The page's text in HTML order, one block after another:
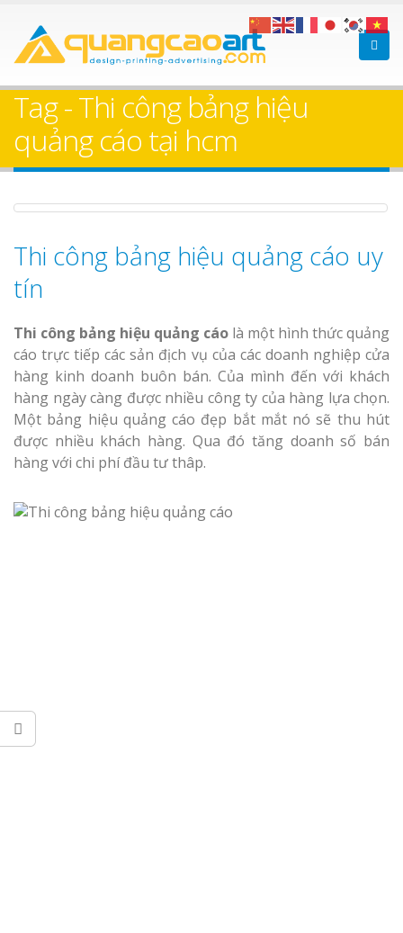
Tag - Thi công bảng hiệu
quảng cáo tại hcm
Thi công bảng hiệu quảng cáo uy
tín
Thi công bảng hiệu quảng cáo là một hình thức quảng
cáo trực tiếp các sản địch vụ của các doanh nghiệp cửa
hàng kinh doanh buôn bán. Của mình đến với khách
hàng ngày càng được nhiều công ty của hàng lựa chọn.
Một bảng hiệu quảng cáo đẹp bắt mắt nó sẽ thu hút
được nhiều khách hàng. Qua đó tăng doanh số bán
hàng với chi phí đầu tư thâp.
Làm bảng hiệu gỗ tại
Bảng gỗ treo cửa
Làm bảng hiệu gỗ tại
Biên Hòa
Làm Biển
sữa Bình Dương
Làm biển
Dương
Thi công
cáo Thuận
Dương